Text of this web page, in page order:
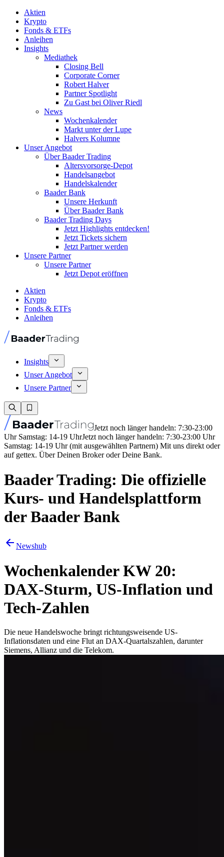
Aktien
Krypto
Fonds & ETFs
Anleihen
Insights
Mediathek
Closing Bell
Corporate Corner
Robert Halver
Partner Spotlight
Zu Gast bei Oliver Riedl
News
Wochenkalender
Markt unter der Lupe
Halvers Kolumne
Unser Angebot
Über Baader Trading
Altersvorsorge-Depot
Handelsangebot
Handelskalender
Baader Bank
Unsere Herkunft
Über Baader Bank
Baader Trading Days
Jetzt Highlights entdecken!
Jetzt Tickets sichern
Jetzt Partner werden
Unsere Partner
Unsere Partner
Jetzt Depot eröffnen
Aktien
Krypto
Fonds & ETFs
Anleihen
Insights
Unser Angebot
Unsere Partner
Jetzt noch länger handeln: 7:30-23:00
Uhr Samstag: 14-19 UhrJetzt noch länger handeln: 7:30-23:00 Uhr
Samstag: 14-19 Uhr (mit ausgewählten Partnern) Mit uns direkt oder
auf gettex. Über Deinen Broker oder Deine Bank.
Baader Trading: Die offizielle
Kurs- und Handelsplattform
der Baader Bank
Newshub
Wochenkalender KW 20:
DAX-Sturm, US-Inflation und
Tech-Zahlen
Die neue Handelswoche bringt richtungsweisende US-
Inflationsdaten und eine Flut an DAX-Quartalszahlen, darunter
Siemens, Allianz und die Telekom.